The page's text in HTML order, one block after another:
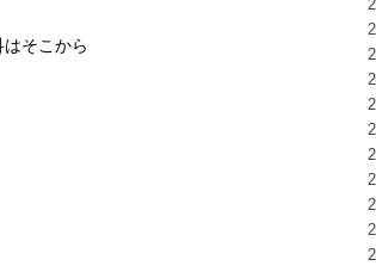
そこから